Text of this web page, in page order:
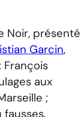
Noir, présenté
Garcin,
François
aux
;